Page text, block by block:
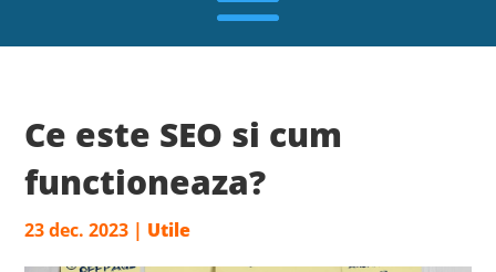
Ce este SEO si cum
functioneaza?
23 dec. 2023 | Utile